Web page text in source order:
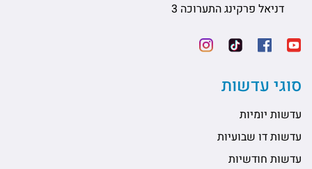
דניאל פרקינג התערוכה 3
סוגי עדשות
עדשות יומיות
עדשות דו שבועיות
עדשות חודשיות